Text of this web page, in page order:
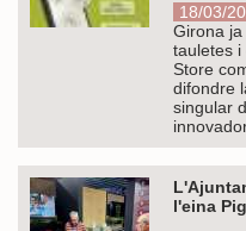
18/03/
Girona
tauletes i
Store
difondre
singular
l'eina